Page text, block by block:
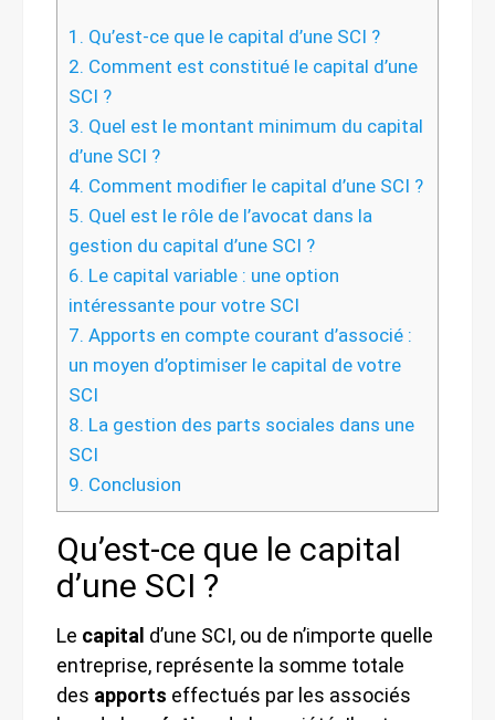
1. Qu’est-ce que le capital d’une SCI ?
2. Comment est constitué le capital d’une
SCI ?
3. Quel est le montant minimum du capital
d’une SCI ?
4. Comment modifier le capital d’une SCI ?
5. Quel est le rôle de l’avocat dans la
gestion du capital d’une SCI ?
6. Le capital variable : une option
intéressante pour votre SCI
7. Apports en compte courant d’associé :
un moyen d’optimiser le capital de votre
SCI
8. La gestion des parts sociales dans une
SCI
9. Conclusion
Qu’est-ce que le capital
d’une SCI ?
Le capital d’une SCI, ou de n’importe quelle
entreprise, représente la somme totale
des apports effectués par les associés